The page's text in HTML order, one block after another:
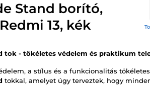
Stand borító,
13, kék
tok - tökéletes védelem és praktikum
a stílus és a funkcionalitás
tokkal, amelyet úgy terveztek, hogy